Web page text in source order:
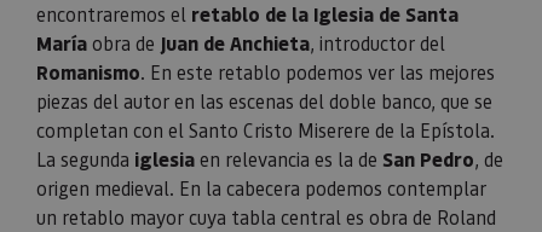
encontraremos el retablo de la Iglesia de Santa
Maríaobra de Juan de Anchieta, introductor del
Romanismo. En este retablo podemos ver las mejores
piezas del autor en las escenas del doble banco, que se
completan con el Santo Cristo Miserere de la Epístola.
La segunda iglesiaen relevancia es la de San Pedro, de
origen medieval. En la cabecera podemos contemplar
un retablo mayor cuya tabla central es obra de Roland